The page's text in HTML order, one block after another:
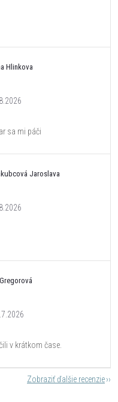
Hlinkova
sa mi páči
Jaroslava
v krátkom čase.
Zobraziť ďalšie recenzie